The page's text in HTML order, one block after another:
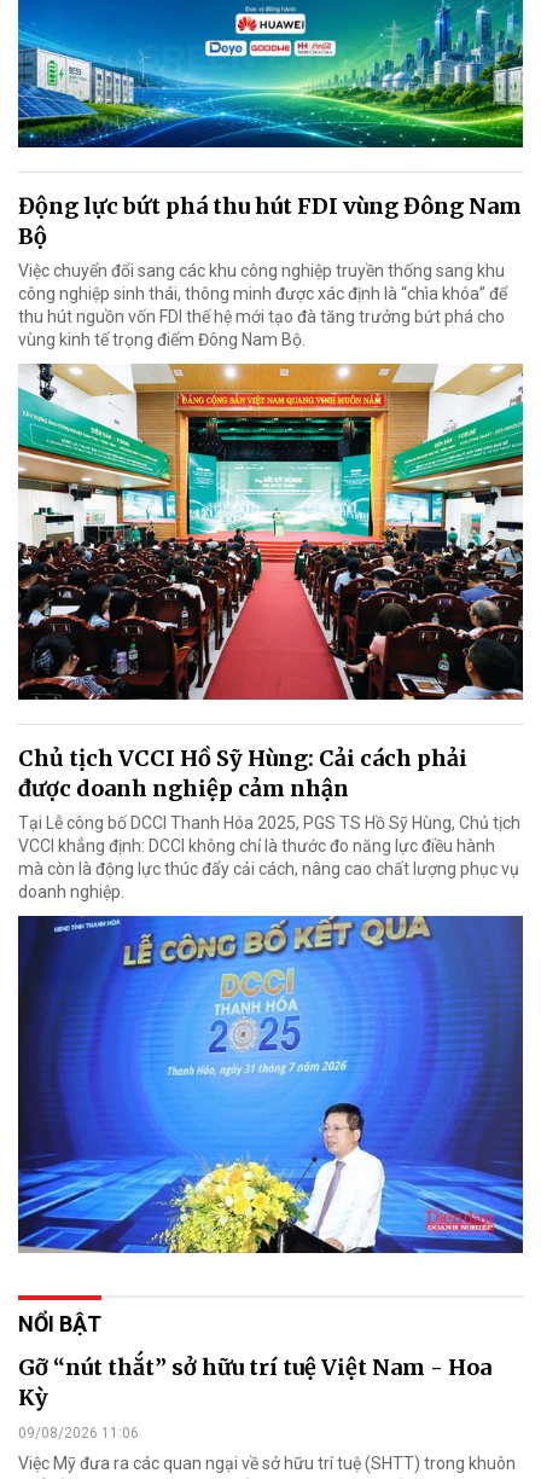
Động lực bứt phá thu hút FDI vùng Đông Nam
Bộ
Việc chuyển đổi sang các khu công nghiệp truyền thống sang khu
công nghiệp sinh thái, thông minh được xác định là “chìa khóa” để
thu hút nguồn vốn FDI thế hệ mới tạo đà tăng trưởng bứt phá cho
vùng kinh tế trọng điểm Đông Nam Bộ.
Chủ tịch VCCI Hồ Sỹ Hùng: Cải cách phải
được doanh nghiệp cảm nhận
Tại Lễ công bố DCCI Thanh Hóa 2025, PGS TS Hồ Sỹ Hùng, Chủ tịch
VCCI khẳng định: DCCI không chỉ là thước đo năng lực điều hành
mà còn là động lực thúc đẩy cải cách, nâng cao chất lượng phục vụ
doanh nghiệp.
NỔI BẬT
Gỡ “nút thắt” sở hữu trí tuệ Việt Nam - Hoa
Kỳ
09/08/2026 11:06
Việc Mỹ đưa ra các quan ngại về sở hữu trí tuệ (SHTT) trong khuôn